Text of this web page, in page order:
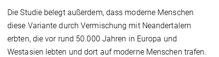
Die Studie belegt außerdem, dass moderne Menschen
diese Variante durch Vermischung mit Neandertalern
erbten, die vor rund 50.000 Jahren in Europa und
Westasien lebten und dort auf moderne Menschen trafen.